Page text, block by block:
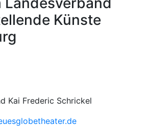
Künste
Kai Frederic Schrickel